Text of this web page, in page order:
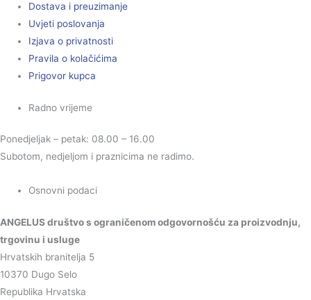
Dostava i preuzimanje
Uvjeti poslovanja
Izjava o privatnosti
Pravila o kolačićima
Prigovor kupca
Radno vrijeme
Ponedjeljak – petak: 08.00 – 16.00
Subotom, nedjeljom i praznicima ne radimo.
Osnovni podaci
ANGELUS društvo s ograničenom odgovornošću za proizvodnju,
trgovinu i usluge
Hrvatskih branitelja 5
10370 Dugo Selo
Republika Hrvatska